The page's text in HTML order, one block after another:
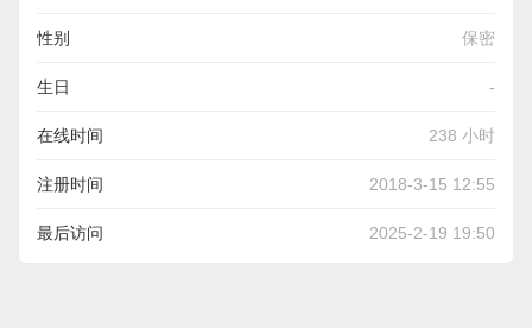
性别 保密
生日 -
在线时间 238 小时
注册时间 2018-3-15 12:55
最后访问 2025-2-19 19:50